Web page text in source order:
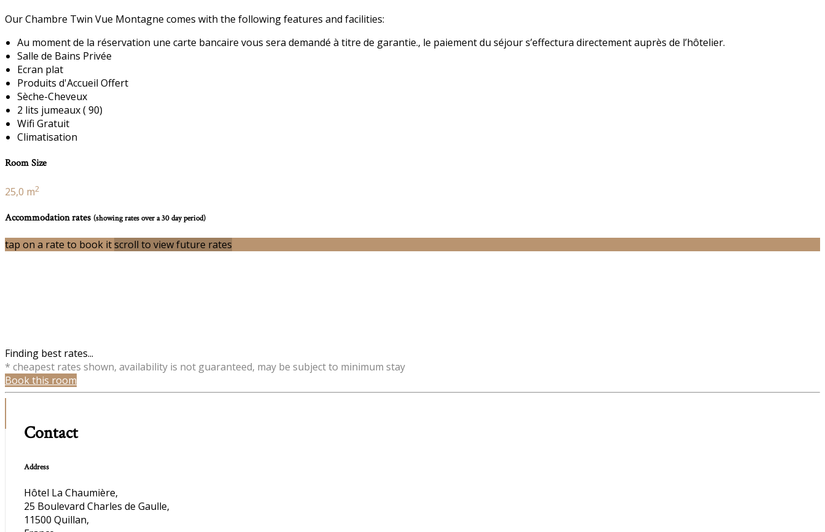
Our Chambre Twin Vue Montagne comes with the following features and facilities:
Au moment de la réservation une carte bancaire vous sera demandé à titre de garantie., le paiement du séjour s’effectura directement auprès de l’hôtelier.
Salle de Bains Privée
Ecran plat
Produits d'Accueil Offert
Sèche-Cheveux
2 lits jumeaux ( 90)
Wifi Gratuit
Climatisation
Room Size
25,0 m2
Accommodation rates (showing rates over a 30 day period)
tap on a rate to book itscroll to view future rates
Finding best rates...
* cheapest rates shown, availability is not guaranteed, may be subject to minimum stay
Book this room
Contact
Address
Hôtel La Chaumière,
25 Boulevard Charles de Gaulle,
11500 Quillan,